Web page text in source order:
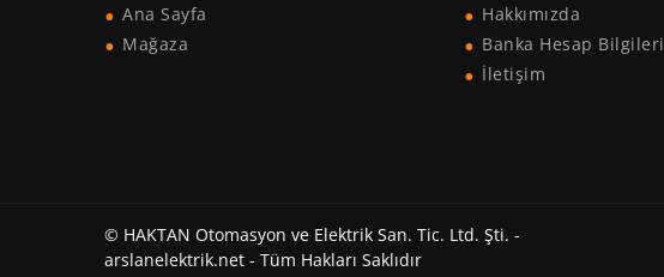
Ana Sayfa
Mağaza
Hakkımızda
Banka Hesap Bilgileri
İletişim
© HAKTAN Otomasyon ve Elektrik San. Tic. Ltd. Şti. -
arslanelektrik.net - Tüm Hakları Saklıdır